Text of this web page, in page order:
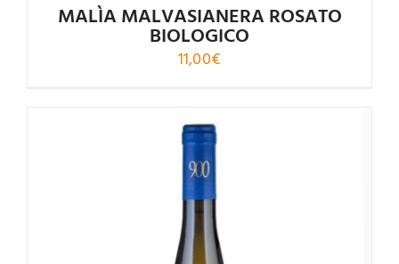
MALÌA MALVASIANERA ROSATO
BIOLOGICO
11,00€